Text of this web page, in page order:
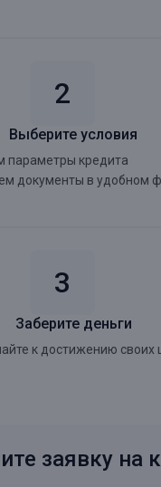
Выберите условия
параметры кредита
документы в удобном
Заберите деньги
к достижению своих
заявку на